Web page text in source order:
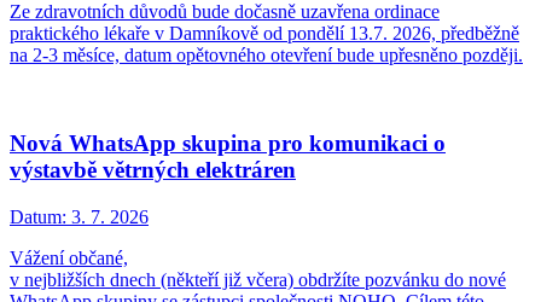
Ze zdravotních důvodů bude dočasně uzavřena ordinace
praktického lékaře v Damníkově od pondělí 13.7. 2026, předběžně
na 2-3 měsíce, datum opětovného otevření bude upřesněno později.
Nová WhatsApp skupina pro komunikaci o
výstavbě větrných elektráren
Datum: 3. 7. 2026
Vážení občané,
v nejbližších dnech (někteří již včera) obdržíte pozvánku do nové